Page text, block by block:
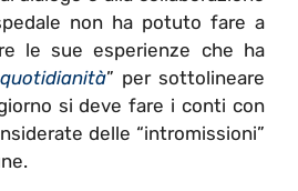
non ha potuto fare a
le sue esperienze che ha
” per sottolineare
si deve fare i conti con
delle “intromissioni”